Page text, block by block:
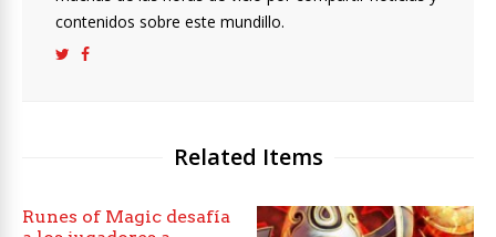
contenidos sobre este mundillo.
Related Items
Runes of Magic desafía